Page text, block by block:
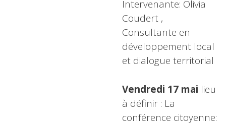
Intervenante: Olivia
Coudert ,
Consultante en
développement local
et dialogue territorial
Vendredi 17 mai lieu
à définir : La
conférence citoyenne: